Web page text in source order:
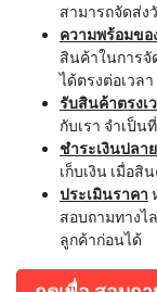
สามารถจัดส่ง
ความพร้อมขอ
สินค้าในการจั
ได้ตรงต่อเวลา
รับสินค้าตรงเ
กับเรา จำเป็
ชำระเงินปลา
เก็บเงิน เมื่อสิ
ประเมินราคา
สอบถามทางไ
ลูกค้าก่อนได้